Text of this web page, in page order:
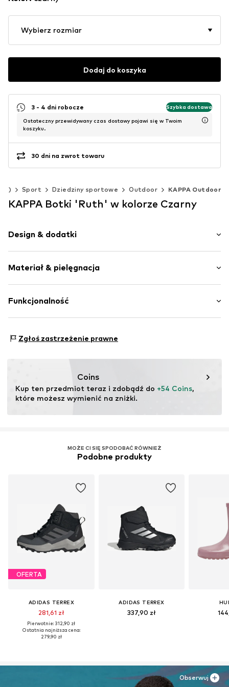
Wybierz rozmiar
Dodaj do koszyka
3 - 4 dni robocze Szybka dostawa
Ostateczny przewidywany czas dostawy pojawi się w Twoim
koszyku.
30 dni na zwrot towaru
Sport Dziedziny sportowe Outdoor KAPPA Outdoor
KAPPA Botki 'Ruth' w kolorze Czarny
Design & dodatki
Sznurowanie
Elastyczna podeszwa
Nr artykułu 15K0293005-00007-0071
Materiał & pielęgnacja
Materiał wierzchni: Poliuretan - PUR (z recyklingu)
Kraj pochodzenia: Chiny
Funkcjonalność
Obszar zastosowania: Wędrówka
Zgłoś zastrzeżenie prawne
Coins
Kup ten przedmiot teraz i zdobądź do +54 Coins,
które możesz wymienić na zniżki.
MOŻE CI SIĘ SPODOBAĆ RÓWNIEŻ
Podobne produkty
OFERTA
ADIDAS TERREX
281,61 zł
Pierwotnie: 312,90 zł
Ostatnia najniższa cena:
279,90 zł
ADIDAS TERREX
337,90 zł
Obserwuj